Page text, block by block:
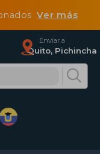
Ver más
Enviar a
Quito, Pichincha